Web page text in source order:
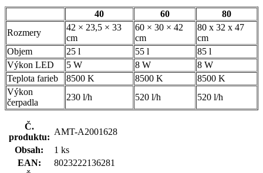
40 60
80
Rozmery
42 × 23,5 × 33
cm
60 × 30 × 42
cm
80 x 32 x 47
cm
Objem
25 l 55 l
85 l
Výkon LED
5 W 8 W
8 W
Teplota farieb
8500 K 8500 K
8500 K
Výkon
čerpadla
230 l/h 520 l/h 520 l/h
Č.
produktu:
AMT-A2001628
Obsah:
1 ks
EAN:
8023222136281